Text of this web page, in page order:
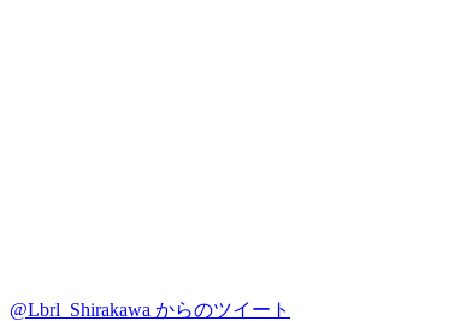
@Lbrl_Shirakawa からのツイート